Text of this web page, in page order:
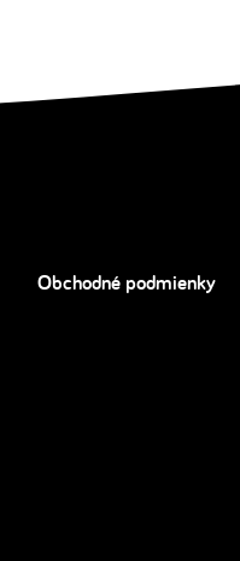
Obchodné podmienky